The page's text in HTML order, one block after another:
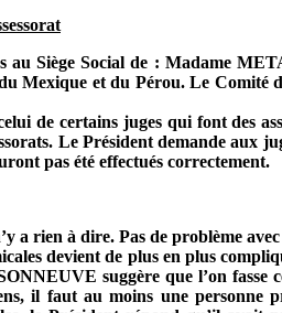
au Siège Social de : Madame
Mexique et du Pérou. Le Comité
de certains juges qui font des
Le Président demande aux
pas été effectués correctement.
a rien à dire. Pas de problème
devient de plus en plus
suggère que l’on fasse
il faut au moins une